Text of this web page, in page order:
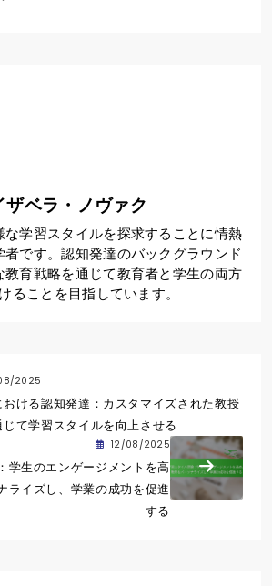
ザベラ・ノヴァク
な学習スタイルを探求することに情熱
者です。認知発達のバックグラウンド
教育戦略を通じて教育者と学生の両方
ることを目指しています。
2025
おける認知発達：カスタマイズされた教授
じて学習スタイルを向上させる
12/08/2025
学生のエンゲージメントを高
ライズし、学業の成功を促進
する